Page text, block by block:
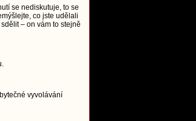
se nediskutuje, to se
co jste udělali
– on vám to stejně
vyvolávání